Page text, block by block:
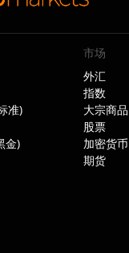
准)
金)
市场
外汇
指数
大宗商品
股票
加密货币
期货